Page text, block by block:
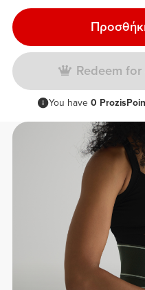
Redeem
You have 0